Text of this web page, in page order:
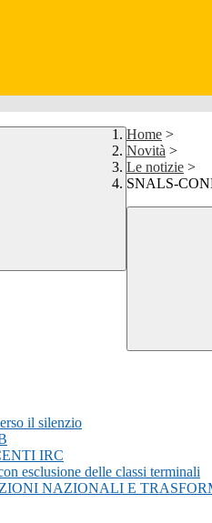
Home >
Novità >
Le notizie >
SNALS-
il silenzio
IRC
esclusione delle classi terminali
NAZIONALI E